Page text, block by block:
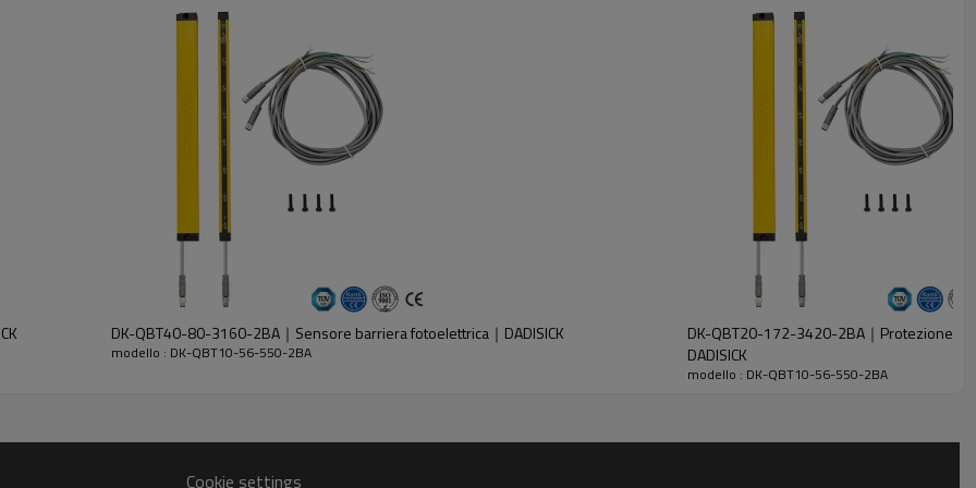
dell'emettitore e del ricevitore.
DK-QBT40-80-3160-2BA｜Sensore barriera fotoelettrica｜DADISICK
modello : DK-QBT10-56-550-2BA
DK-QBT20-172-3420-2BA｜Protezione
DADISICK
modello : DK-QBT10-56-550-2BA
Cookie settings